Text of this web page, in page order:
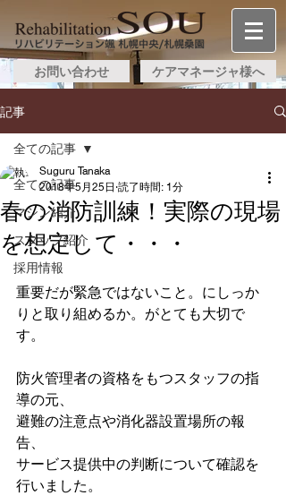
お問い合わせ ケアマネージャ様へ
記事
全ての記事
マシン紹介
スタッフ紹介
採用情報
全ての記事
春の消防訓練！実際の現場
を想定して・・・
Suguru Tanaka
2018年5月25日 読了時間: 1分
重要だが緊急ではないこと。にしっか
りと取り組めるか。がとても大切で
す。
防火管理者の資格をもつスタッフの指
導の元、
避難の注意点や消化器設置場所の報
告、
サービス提供中の判断について確認を
行いました。